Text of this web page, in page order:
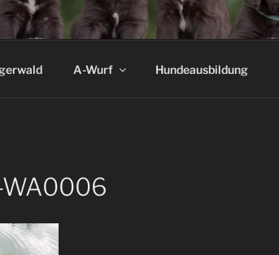
A-Wurf Hundeausbildung